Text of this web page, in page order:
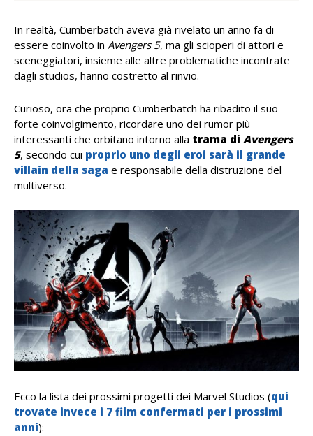
In realtà, Cumberbatch aveva già rivelato un anno fa di
essere coinvolto in Avengers 5, ma gli scioperi di attori e
sceneggiatori, insieme alle altre problematiche incontrate
dagli studios, hanno costretto al rinvio.
Curioso, ora che proprio Cumberbatch ha ribadito il suo
forte coinvolgimento, ricordare uno dei rumor più
interessanti che orbitano intorno alla trama di Avengers
5, secondo cui proprio uno degli eroi sarà il grande
villain della saga e responsabile della distruzione del
multiverso.
Ecco la lista dei prossimi progetti dei Marvel Studios (qui
trovate invece i 7 film confermati per i prossimi
anni):